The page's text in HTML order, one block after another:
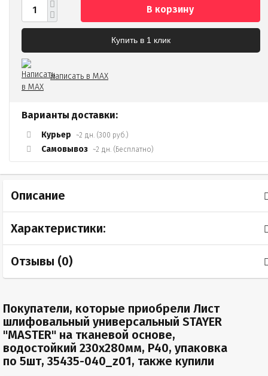
В корзину
Купить в 1 клик
Написать в MAX
Варианты доставки:
Курьер ~2 дн. (300 руб.)
Самовывоз ~2 дн. (Бесплатно)
Описание
Характеристики:
Отзывы (0)
Покупатели, которые приобрели Лист
шлифовальный универсальный STAYER
"MASTER" на тканевой основе,
водостойкий 230х280мм, Р40, упаковка
по 5шт, 35435-040_z01, также купили